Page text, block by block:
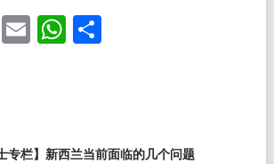
EmailWhatsApp
分
专栏】新西兰当前面临的几个问题